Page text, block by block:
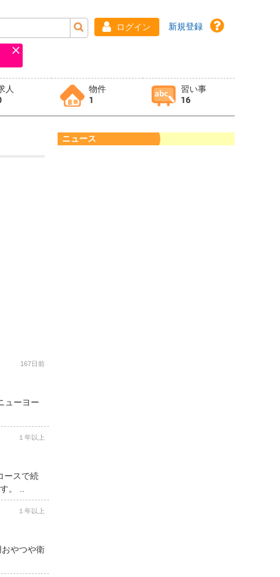
ログイン 新規登録
人
物件
1
習い事
16
167日前
ューヨー
１年以上
ースで続
。 ..
１年以上
やつや衛
ニュース